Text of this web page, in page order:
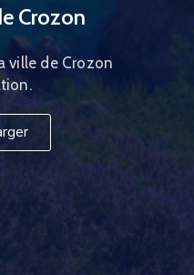
Crozon
ville de Crozon